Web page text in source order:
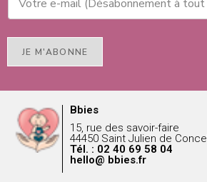
JE M'ABONNE
Bbies
15, rue des savoir-faire
44450 Saint Julien de
Tél. : 02 40 69 58 04
hello@ bbies.fr